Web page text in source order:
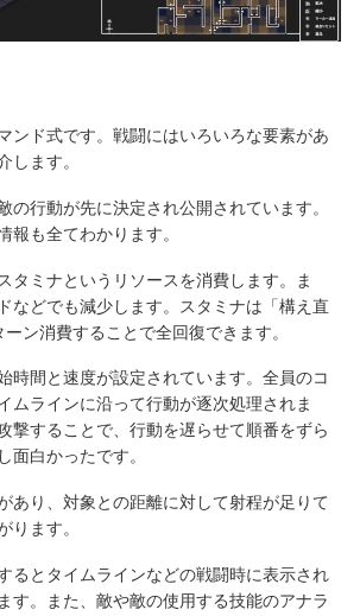
ンド式です。戦闘にはいろいろな要素があ
します。
の行動が先に決定され公開されています。
報も全てわかります。
タミナというリソースを消費します。ま
などでも減少します。スタミナは「構え直
ン消費することで全回復できます。
時間と速度が設定されています。全員のコ
ムラインに沿って行動が逐次処理されま
撃することで、行動を遅らせて順番をずら
面白かったです。
あり、対象との距離に対して射程が足りて
ります。
るとタイムラインなどの戦闘時に表示され
す。また、敵や敵の使用する技能のアナラ